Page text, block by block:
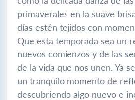
primaverales en la suave
días estén tejidos con
Que esta temporada sea un
nuevos comienzos y de las
de la vida que nos unen. Ya
un tranquilo momento de
descubriendo algo nuevo e